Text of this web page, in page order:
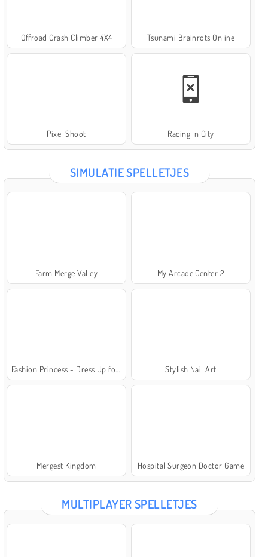
Offroad Crash Climber 4X4 Tsunami Brainrots Online
Pixel Shoot Racing In City
SIMULATIE SPELLETJES
Farm Merge Valley My Arcade Center 2
Stylish Nail Art
Mergest Kingdom Hospital Surgeon Doctor Game
MULTIPLAYER SPELLETJES